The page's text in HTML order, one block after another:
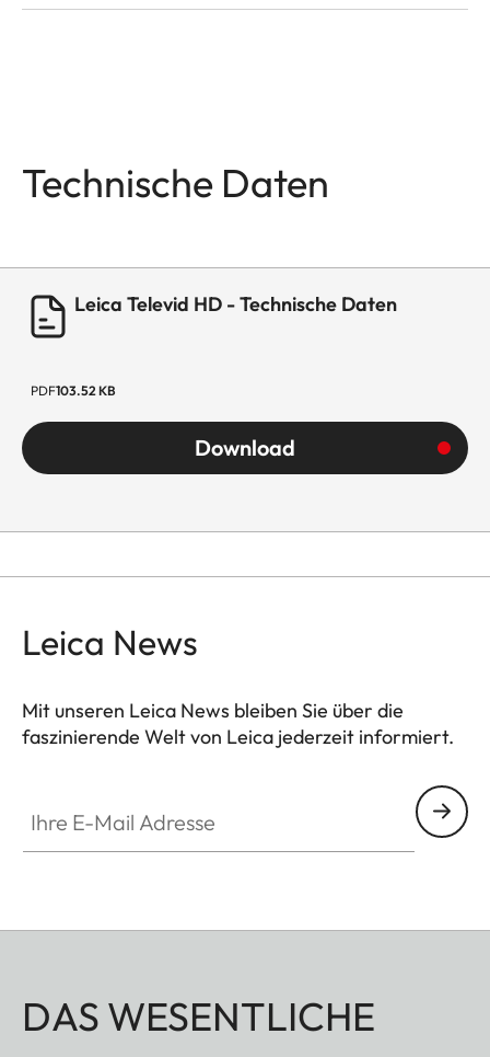
Technische Daten
Leica Televid HD - Technische Daten
PDF103.52 KB
Download
Leica News
Mit unseren Leica News bleiben Sie über die
faszinierende Welt von Leica jederzeit informiert.
DAS WESENTLICHE